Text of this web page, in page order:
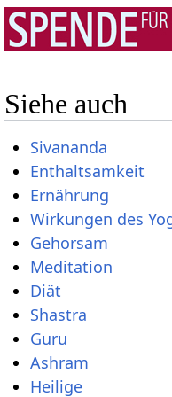
Siehe auch
Sivananda
Enthaltsamkeit
Ernährung
Wirkungen des
Gehorsam
Meditation
Diät
Shastra
Guru
Ashram
Heilige